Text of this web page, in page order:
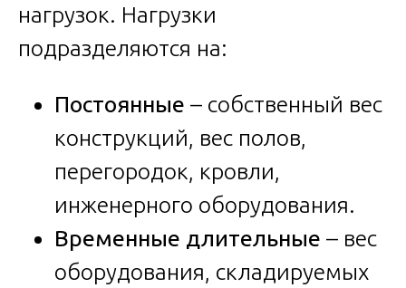
нагрузок. Нагрузки
подразделяются на:
Постоянные – собственный вес
конструкций, вес полов,
перегородок, кровли,
инженерного оборудования.
Временные длительные – вес
оборудования, складируемых